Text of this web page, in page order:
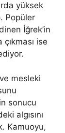
yüksek
Popüler
İğrek’in
ise
mesleki
sonucu
algısını
Kamuoyu,